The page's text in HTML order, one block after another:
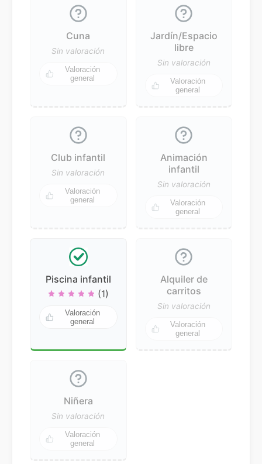
Cuna
Sin valoración
Valoración
general
Jardín/Espacio
libre
Sin valoración
Valoración
general
Club infantil
Sin valoración
Valoración
general
Animación
infantil
Sin valoración
Valoración
general
Piscina infantil
(1)
Valoración
general
Alquiler de
carritos
Sin valoración
Valoración
general
Niñera
Sin valoración
Valoración
general